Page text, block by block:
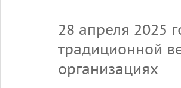
28 апреля 2025
традиционной
организациях